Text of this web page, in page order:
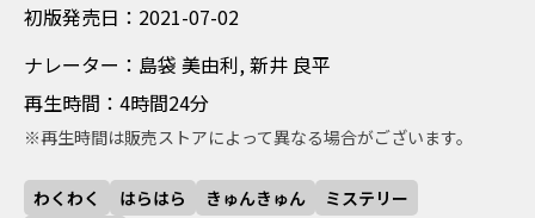
しょはんはつばいび 2021-07-02
初版発売日：2021-07-02
なれーたー しまぶくろ みゆり あらい りょうへい
ナレーター：島袋 美由利, 新井 良平
さいせいじかん 4時間24分
再生時間：4時間24分
※再生時間は販売ストアによって異なる場合がございます。
わくわく はらはら きゅんきゅん
ミステリー